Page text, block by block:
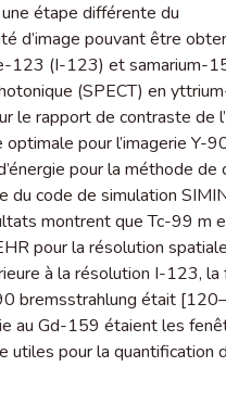
étape différente du
d’image pouvant être
123 (I-123) et samarium-
(SPECT) en
le rapport de contraste de
optimale pour l’imagerie Y-
pour la méthode de
du code de simulation
montrent que Tc-99 m
pour la résolution
à la résolution I-123, la
bremsstrahlung était
au Gd-159 étaient les
pour la quantification